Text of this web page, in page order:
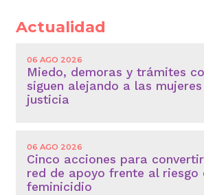
Actualidad
06 AGO 2026
Miedo, demoras y trámites
siguen alejando a las
justicia
06 AGO 2026
Cinco acciones para
red de apoyo frente al riesgo
feminicidio